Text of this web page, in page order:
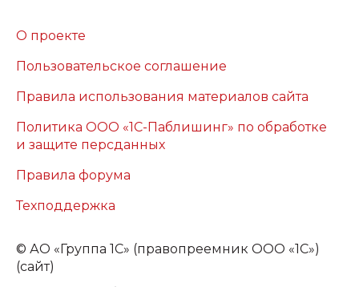
О проекте
Пользовательское соглашение
Правила использования материалов сайта
Политика ООО «1С-Паблишинг» по обработке
и защите персданных
Правила форума
Техподдержка
© АО «Группа 1С» (правопреемник ООО «1С»)
(сайт)